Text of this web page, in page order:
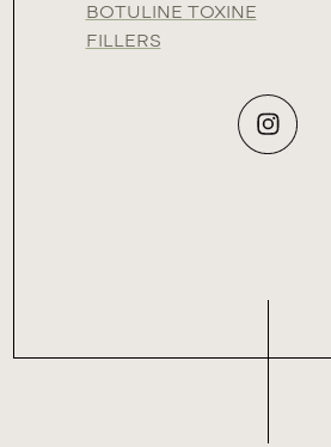
BOTULINE TOXINE
FILLERS